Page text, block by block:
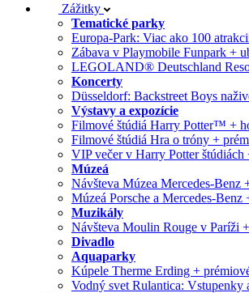
Zážitky
Tematické parky
Europa-Park: Viac ako 100
Zábava v Playmobile Funpark +
LEGOLAND® Deutschland
Koncerty
Düsseldorf: Backstreet Boys
Výstavy a expozície
Filmové štúdiá Harry Potter™ +
Filmové štúdiá Hra o tróny +
VIP večer v Harry Potter štúdiách
Múzeá
Návšteva Múzea Mercedes-Benz
Múzeá Porsche a Mercedes-Benz
Muzikály
Návšteva Moulin Rouge v Paríži
Divadlo
Aquaparky
Kúpele Therme Erding +
Vodný svet Rulantica: Vstupenky